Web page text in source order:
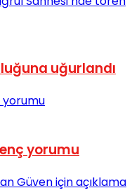
uğurlandı
yorumu